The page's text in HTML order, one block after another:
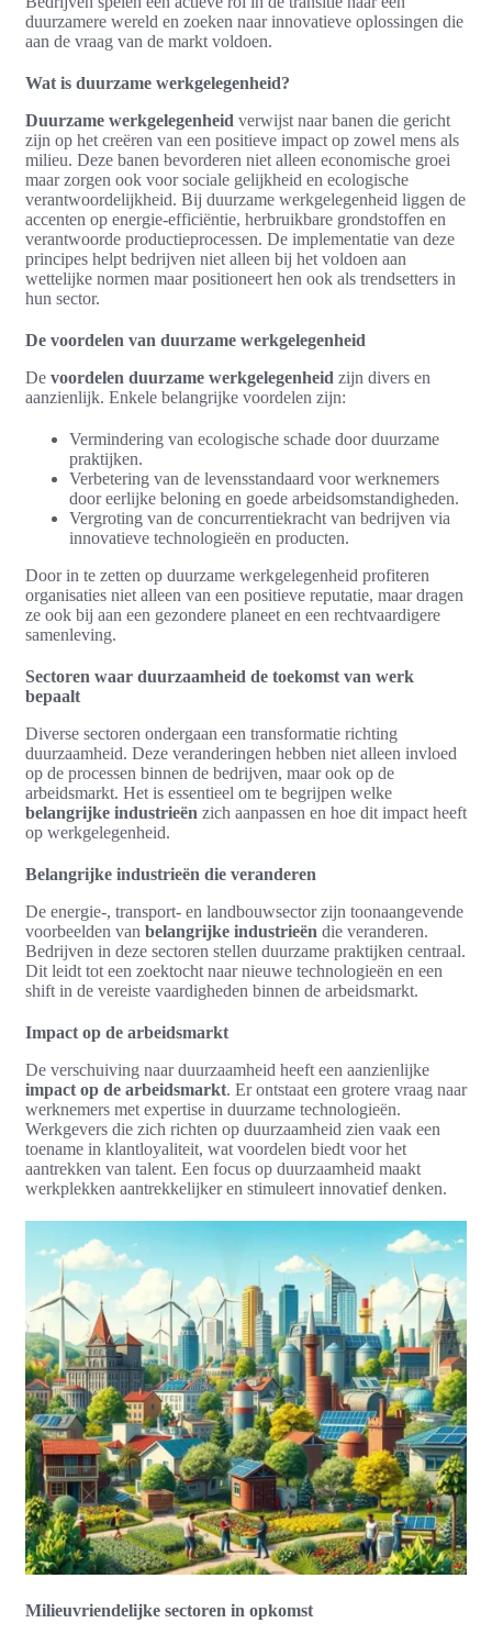
duurzamere wereld en zoeken naar innovatieve oplossingen die
aan de vraag van de markt voldoen.
Wat is duurzame werkgelegenheid?
Duurzame werkgelegenheid verwijst naar banen die gericht
zijn op het creëren van een positieve impact op zowel mens als
milieu. Deze banen bevorderen niet alleen economische groei
maar zorgen ook voor sociale gelijkheid en ecologische
verantwoordelijkheid. Bij duurzame werkgelegenheid liggen de
accenten op energie-efficiëntie, herbruikbare grondstoffen en
verantwoorde productieprocessen. De implementatie van deze
principes helpt bedrijven niet alleen bij het voldoen aan
wettelijke normen maar positioneert hen ook als trendsetters in
hun sector.
De voordelen van duurzame werkgelegenheid
De voordelen duurzame werkgelegenheid zijn divers en
aanzienlijk. Enkele belangrijke voordelen zijn:
Vermindering van ecologische schade door duurzame
praktijken.
Verbetering van de levensstandaard voor werknemers
door eerlijke beloning en goede arbeidsomstandigheden.
Vergroting van de concurrentiekracht van bedrijven via
innovatieve technologieën en producten.
Door in te zetten op duurzame werkgelegenheid profiteren
organisaties niet alleen van een positieve reputatie, maar dragen
ze ook bij aan een gezondere planeet en een rechtvaardigere
samenleving.
Sectoren waar duurzaamheid de toekomst van werk
bepaalt
Diverse sectoren ondergaan een transformatie richting
duurzaamheid. Deze veranderingen hebben niet alleen invloed
op de processen binnen de bedrijven, maar ook op de
arbeidsmarkt. Het is essentieel om te begrijpen welke
belangrijke industrieën zich aanpassen en hoe dit impact heeft
op werkgelegenheid.
Belangrijke industrieën die veranderen
De energie-, transport- en landbouwsector zijn toonaangevende
voorbeelden van belangrijke industrieën die veranderen.
Bedrijven in deze sectoren stellen duurzame praktijken centraal.
Dit leidt tot een zoektocht naar nieuwe technologieën en een
shift in de vereiste vaardigheden binnen de arbeidsmarkt.
Impact op de arbeidsmarkt
De verschuiving naar duurzaamheid heeft een aanzienlijke
impact op de arbeidsmarkt. Er ontstaat een grotere vraag naar
werknemers met expertise in duurzame technologieën.
Werkgevers die zich richten op duurzaamheid zien vaak een
toename in klantloyaliteit, wat voordelen biedt voor het
aantrekken van talent. Een focus op duurzaamheid maakt
werkplekken aantrekkelijker en stimuleert innovatief denken.
Milieuvriendelijke sectoren in opkomst